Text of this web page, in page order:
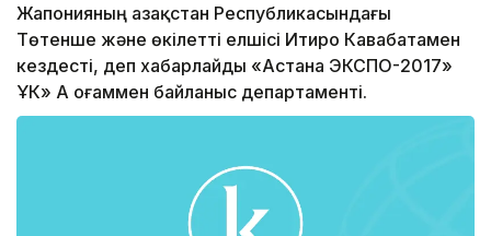
Жапонияның Қазақстан Республикасындағы
Төтенше және өкілетті елшісі Итиро Кавабатамен
кездесті, деп хабарлайды «Астана ЭКСПО-2017»
ҰК» АҚ Қоғаммен байланыс департаменті.